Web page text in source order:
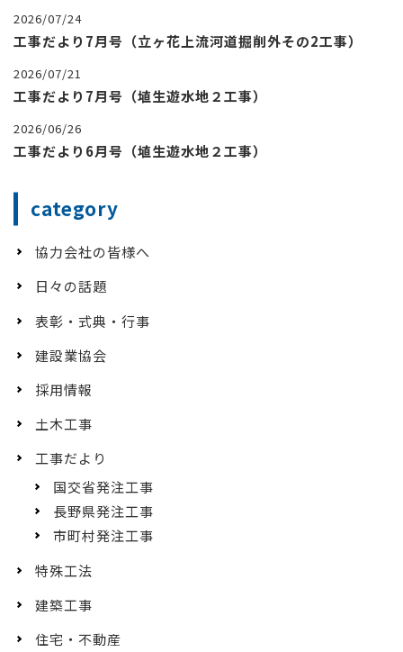
2026/07/24
工事だより7月号（立ヶ花上流河道掘削外その2工事）
2026/07/21
工事だより7月号（埴生遊水地２工事）
2026/06/26
工事だより6月号（埴生遊水地２工事）
category
協力会社の皆様へ
日々の話題
表彰・式典・行事
建設業協会
採用情報
土木工事
工事だより
国交省発注工事
長野県発注工事
市町村発注工事
特殊工法
建築工事
住宅・不動産